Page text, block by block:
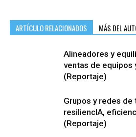
ARTÍCULO RELACIONADOS MÁS DEL
Alineadores y
ventas de equipos
(Reportaje)
Grupos y redes de
resiliencIA,
(Reportaje)